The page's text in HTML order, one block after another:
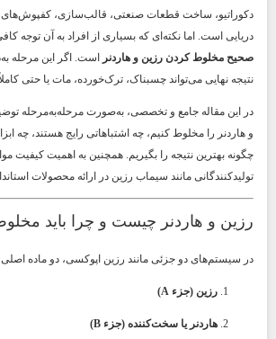
دکوراتیو، ساخت قطعات صنعتی، قالب‌سازی،
دریایی است. اما نکته‌ای که بسیاری از افراد به آن توجه
صحیح مخلوط کردن رزین و هاردنر
است. اگر این مرحله
نتیجه نهایی می‌تواند چسبناک، ترک‌خورده، مات یا حتی
در این مقاله جامع و تخصصی، به‌صورت مرحله‌به‌مرحله
و هاردنر را مخلوط کنیم، چه اشتباهاتی رایج هستند، چه
چگونه بهترین نتیجه را بگیریم. همچنین به اهمیت کیفیت
تولیدکنندگانی مانند سیماب رزین در ارائه محصولات
رزین و هاردنر چیست و چرا باید
در سیستم‌های دو جزئی مانند رزین اپوکسی، دو ماده اصلی
رزین (جزء A)
هاردنر یا سخت‌کننده (جزء B)